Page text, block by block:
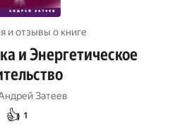
и отзывы о книге
и Энергетическое
Затеев
👍 1